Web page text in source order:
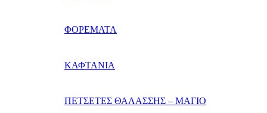
ΦΟΡΕΜΑΤΑ
ΚΑΦΤΑΝΙΑ
ΠΕΤΣΕΤΕΣ ΘΑΛΑΣΣΗΣ – ΜΑΓΙΟ